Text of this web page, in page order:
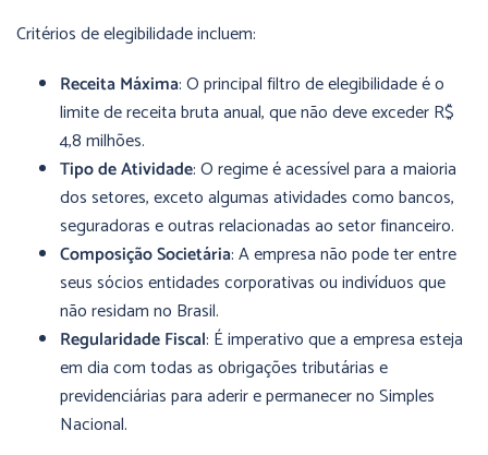
Critérios de elegibilidade incluem:
Receita Máxima: O principal filtro de elegibilidade é o
limite de receita bruta anual, que não deve exceder R$
4,8 milhões.
Tipo de Atividade: O regime é acessível para a maioria
dos setores, exceto algumas atividades como bancos,
seguradoras e outras relacionadas ao setor financeiro.
Composição Societária: A empresa não pode ter entre
seus sócios entidades corporativas ou indivíduos que
não residam no Brasil.
Regularidade Fiscal: É imperativo que a empresa esteja
em dia com todas as obrigações tributárias e
previdenciárias para aderir e permanecer no Simples
Nacional.